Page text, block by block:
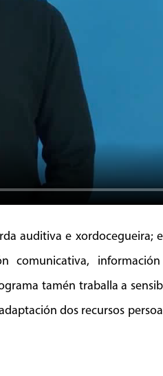
auditiva e xordocegueira;
comunicativa,
tamén traballa a
dos recursos